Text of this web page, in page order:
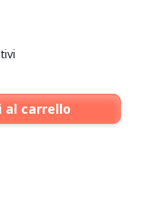
al carrello